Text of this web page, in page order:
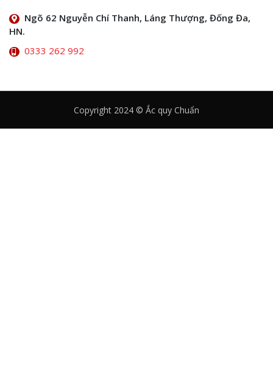
Ngõ 62 Nguyễn Chí Thanh, Láng Thượng, Đống Đa,
HN.
0333 262 992
Copyright 2024 © Ắc quy Chuẩn